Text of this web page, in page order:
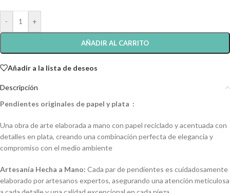
- +
AÑADIR AL CARRITO
Añadir a la lista de deseos
Descripción
Pendientes originales de papel y plata :
Una obra de arte elaborada a mano con papel reciclado y acentuada con
detalles en plata, creando una combinación perfecta de elegancia y
compromiso con el medio ambiente
Artesanía Hecha a Mano: Cada par de pendientes es cuidadosamente
elaborado por artesanos expertos, asegurando una atención meticulosa